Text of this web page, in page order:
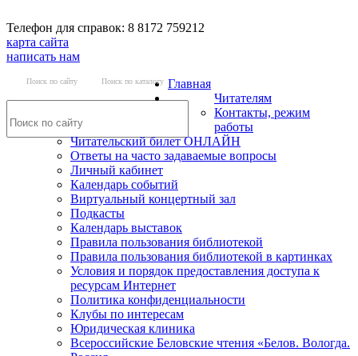
Телефон для справок: 8 8172 759212
карта сайта
написать нам
Поиск по сайту Поиск по каталогу Главная
Читателям
Контакты, режим
работы
Читательский билет ОНЛАЙН
Ответы на часто задаваемые вопросы
Личный кабинет
Календарь событий
Виртуальный концертный зал
Подкасты
Календарь выставок
Правила пользования библиотекой
Правила пользования библиотекой в картинках
Условия и порядок предоставления доступа к
ресурсам Интернет
Политика конфиденциальности
Клубы по интересам
Юридическая клиника
Всероссийские Беловские чтения «Белов. Вологда.